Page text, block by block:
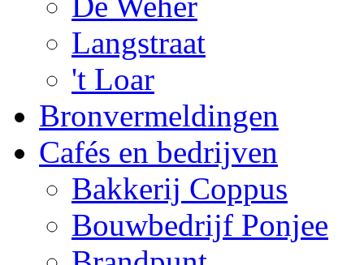
Langstraat
't Loar
Bronvermeldingen
Cafés en bedrijven
Bakkerij Coppus
Bouwbedrijf Ponjee